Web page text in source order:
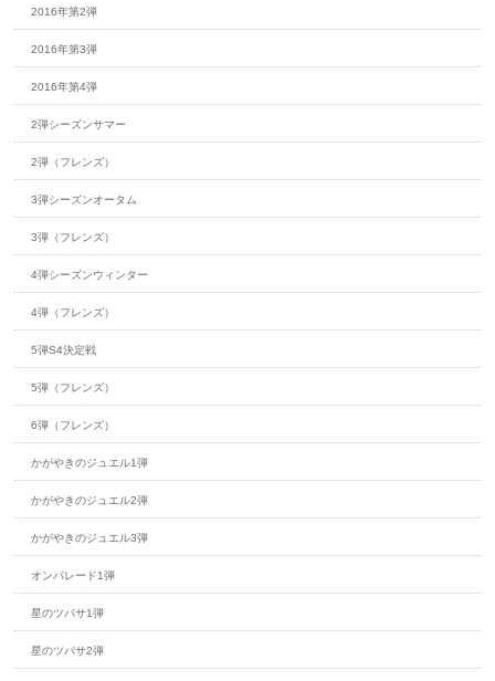
2016年第2弾
2016年第3弾
2016年第4弾
2弾シーズンサマー
2弾（フレンズ）
3弾シーズンオータム
3弾（フレンズ）
4弾シーズンウィンター
4弾（フレンズ）
5弾S4決定戦
5弾（フレンズ）
6弾（フレンズ）
かがやきのジュエル1弾
かがやきのジュエル2弾
かがやきのジュエル3弾
オンパレード1弾
星のツバサ1弾
星のツバサ2弾